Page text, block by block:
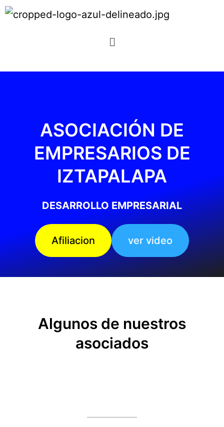
ASOCIACIÓN DE
EMPRESARIOS DE
IZTAPALAPA
DESARROLLO EMPRESARIAL
Afiliacion ver video
Algunos de nuestros
asociados